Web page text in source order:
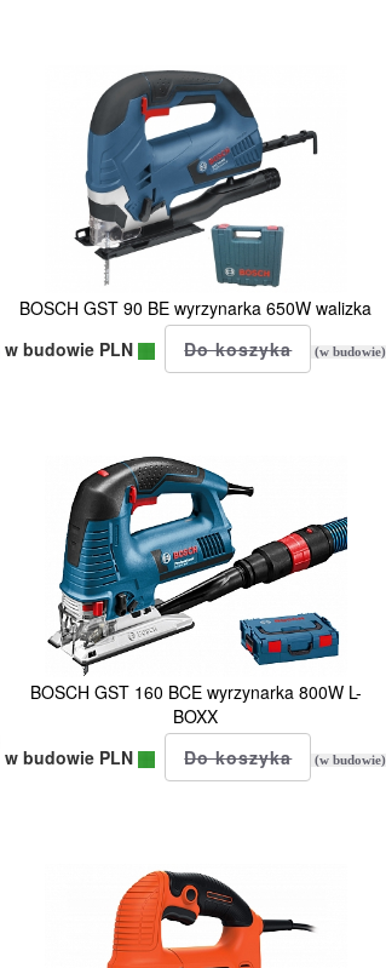
BOSCH GST 90 BE wyrzynarka 650W walizka
w budowie PLN
(w budowie)
BOSCH GST 160 BCE wyrzynarka 800W L-
BOXX
w budowie PLN
(w budowie)